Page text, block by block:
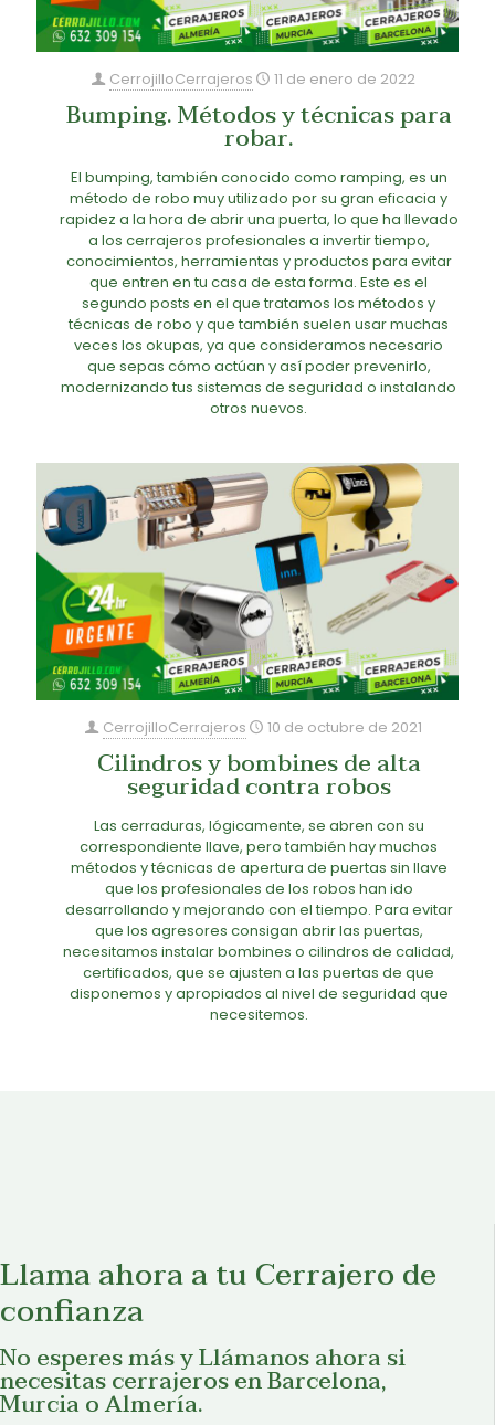
CerrojilloCerrajeros 11 de enero de 2022
Bumping. Métodos y técnicas para
robar.
El bumping, también conocido como ramping, es un
método de robo muy utilizado por su gran eficacia y
rapidez a la hora de abrir una puerta, lo que ha llevado
a los cerrajeros profesionales a invertir tiempo,
conocimientos, herramientas y productos para evitar
que entren en tu casa de esta forma. Este es el
segundo posts en el que tratamos los métodos y
técnicas de robo y que también suelen usar muchas
veces los okupas, ya que consideramos necesario
que sepas cómo actúan y así poder prevenirlo,
modernizando tus sistemas de seguridad o instalando
otros nuevos.
CerrojilloCerrajeros 10 de octubre de 2021
Cilindros y bombines de alta
seguridad contra robos
Las cerraduras, lógicamente, se abren con su
correspondiente llave, pero también hay muchos
métodos y técnicas de apertura de puertas sin llave
que los profesionales de los robos han ido
desarrollando y mejorando con el tiempo. Para evitar
que los agresores consigan abrir las puertas,
necesitamos instalar bombines o cilindros de calidad,
certificados, que se ajusten a las puertas de que
disponemos y apropiados al nivel de seguridad que
necesitemos.
Llama ahora a tu Cerrajero de
confianza
No esperes más y Llámanos ahora si
necesitas cerrajeros en Barcelona,
Murcia o Almería.